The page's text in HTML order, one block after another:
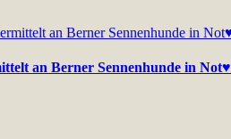
an Berner Sennenhunde in Not♥